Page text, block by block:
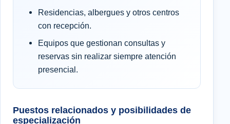
Residencias, albergues y otros centros
con recepción.
Equipos que gestionan consultas y
reservas sin realizar siempre atención
presencial.
Puestos relacionados y posibilidades de
especialización